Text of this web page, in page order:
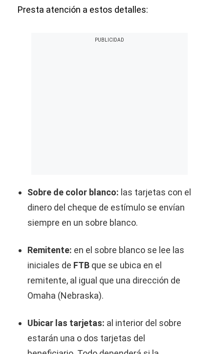
Presta atención a estos detalles:
Sobre de color blanco: las tarjetas con el
dinero del cheque de estímulo se envían
siempre en un sobre blanco.
Remitente: en el sobre blanco se lee las
iniciales de FTB que se ubica en el
remitente, al igual que una dirección de
Omaha (Nebraska).
Ubicar las tarjetas: al interior del sobre
estarán una o dos tarjetas del